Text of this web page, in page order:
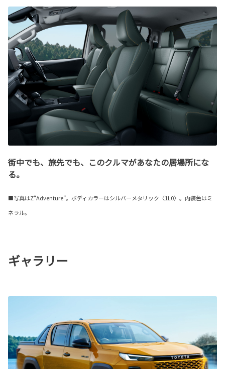
街中でも、旅先でも、このクルマがあなたの居場所にな
る。
■写真はZ“Adventure”。ボディカラーはシルバーメタリック〈1L0〉。内装色はミ
ネラル。
ギャラリー